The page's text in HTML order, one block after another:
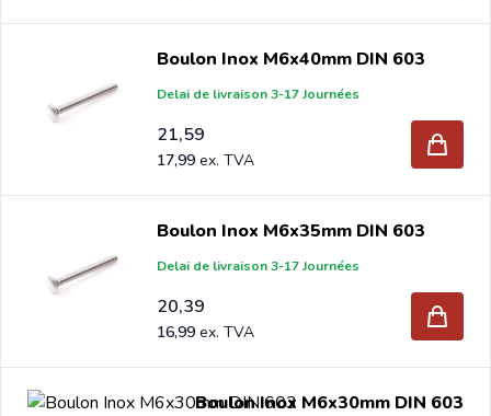
Boulon Inox M6x40mm DIN 603
Delai de livraison 3-17 Journées
21,59
17,99
Boulon Inox M6x35mm DIN 603
Delai de livraison 3-17 Journées
20,39
16,99
Boulon Inox M6x30mm DIN 603